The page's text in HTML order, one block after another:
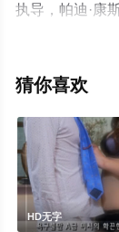
执导，帕迪·康
茨,保罗·唐奈
情信息可移步
猜你喜欢
HD无字